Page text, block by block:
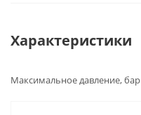
Характеристики
Максимальное давление, бар